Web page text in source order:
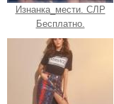
Изнанка_мести. СЛР
Бесплатно.